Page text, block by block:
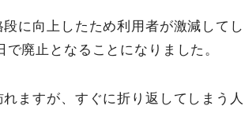
に向上したため利用者が激減してし
廃止となることになりました。
ますが、すぐに折り返してしまう人